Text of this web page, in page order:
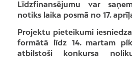
Līdzfinansējumu var
notiks laika posmā no 17.
Projektu pieteikumi
formātā līdz 14. martam
atbilstoši konkursa